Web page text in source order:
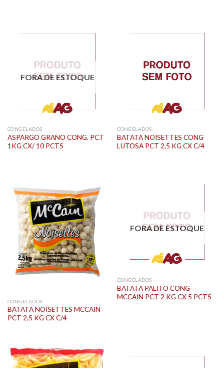
FORA DE ESTOQUE
CONGELADOS
ASPARGO GRANO CONG. PCT
1KG CX/ 10 PCTS
CONGELADOS
BATATA NOISETTES CONG
LUTOSA PCT 2,5 KG CX C/4
CONGELADOS
BATATA NOISETTES MCCAIN
PCT 2,5 KG CX C/4
FORA DE ESTOQUE
CONGELADOS
BATATA PALITO CONG
MCCAIN PCT 2 KG CX 5 PCTS